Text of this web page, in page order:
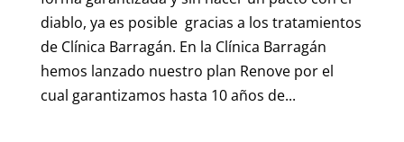
diablo, ya es posible gracias a los tratamientos
de Clínica Barragán. En la Clínica Barragán
hemos lanzado nuestro plan Renove por el
cual garantizamos hasta 10 años de...